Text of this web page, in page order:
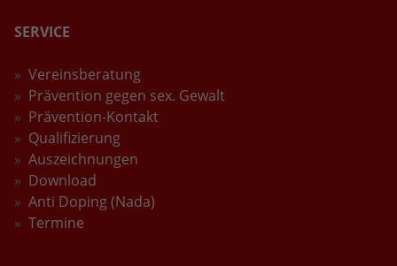
SERVICE
Vereinsberatung
Prävention gegen sex. Gewalt
Prävention-Kontakt
Qualifizierung
Auszeichnungen
Download
Anti Doping (Nada)
Termine